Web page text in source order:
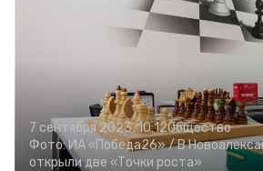
7 сентября 2023, 10:12Общество
Фото:ИА «Победа26» /В
открыли две «Точки роста»